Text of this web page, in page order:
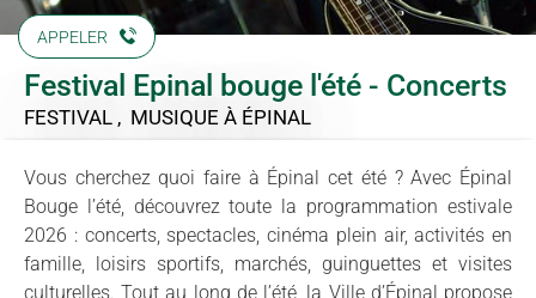
APPELER
Festival Epinal bouge l'été - Concerts
FESTIVAL , MUSIQUE À ÉPINAL
Vous cherchez quoi faire à Épinal cet été ? Avec Épinal
Bouge l’été, découvrez toute la programmation estivale
2026 : concerts, spectacles, cinéma plein air, activités en
famille, loisirs sportifs, marchés, guinguettes et visites
culturelles. Tout au long de l’été, la Ville d’Épinal propose